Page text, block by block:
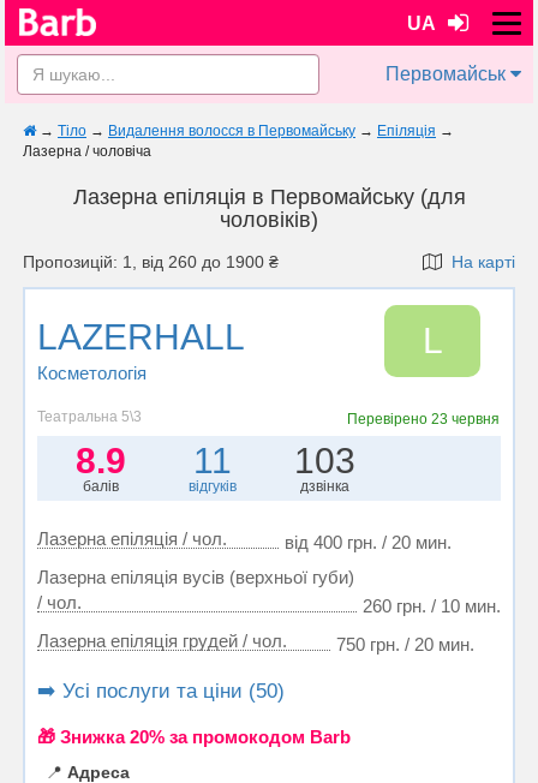
UA
Первомайськ
→ Тіло → Видалення волосся в Первомайську → Епіляція →
Лазерна / чоловіча
Лазерна епіляція в Первомайську (для
чоловіків)
Пропозицій: 1, від 260 до 1900 ₴ На карті
LAZERHALL
Косметологія
L
Театральна 5\3 Перевірено23 червня
8.9
балів
11
відгуків
103
дзвінка
Лазерна епіляція / чол.
від 400 грн. / 20 мин.
Лазерна епіляція вусів (верхньої губи)
/ чол.
260 грн. / 10 мин.
Лазерна епіляція грудей / чол.
750 грн. / 20 мин.
➡️ Усі послуги та ціни (50)
🎁 Знижка 20% за промокодом Barb
📍 Адреса